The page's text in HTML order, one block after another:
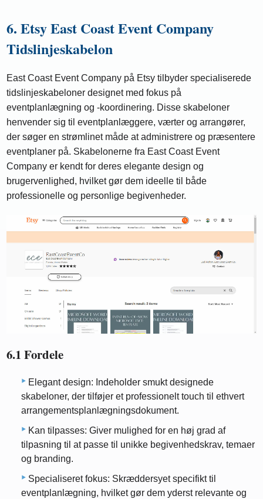
6. Etsy East Coast Event Company
Tidslinjeskabelon
East Coast Event Company på Etsy tilbyder specialiserede
tidslinjeskabeloner designet med fokus på
eventplanlægning og -koordinering. Disse skabeloner
henvender sig til eventplanlæggere, værter og arrangører,
der søger en strømlinet måde at administrere og præsentere
eventplaner på. Skabelonerne fra East Coast Event
Company er kendt for deres elegante design og
brugervenlighed, hvilket gør dem ideelle til både
professionelle og personlige begivenheder.
6.1 Fordele
Elegant design: Indeholder smukt designede
skabeloner, der tilføjer et professionelt touch til ethvert
arrangementsplanlægningsdokument.
Kan tilpasses: Giver mulighed for en høj grad af
tilpasning til at passe til unikke begivenhedskrav, temaer
og branding.
Specialiseret fokus: Skræddersyet specifikt til
eventplanlægning, hvilket gør dem yderst relevante og